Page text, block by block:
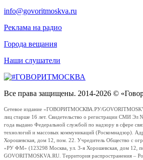
info@govoritmoskva.ru
Реклама на радио
Города вещания
Наши слушатели
Все права защищены. 2014-2026 ©
Сетевое издание «ГОВОРИТМОСКВА.РУ/
лиц старше 16 лет. Свидетельство о регистрации СМИ
года выдано Федеральной службой по надзору в сфере
технологий и массовых коммуникаций (Роскомнадзор).
Хорошевская, дом 12, пом. 22. Учредитель Общество с
«РУ ФМ» (123298 Москва, ул. 3-я Хорошевская, дом 12,
GOVORITMOSKVA.RU. Территория распространения –